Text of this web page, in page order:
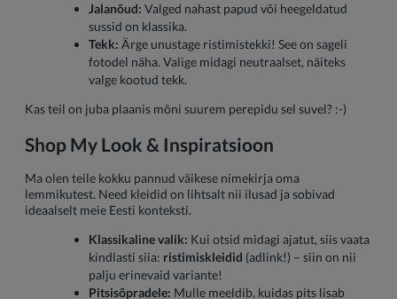
Jalanõud: Valged nahast papud või heegeldatud
sussid on klassika.
Tekk: Ärge unustage ristimistekki! See on sageli
fotodel näha. Valige midagi neutraalset, näiteks
valge kootud tekk.
Kas teil on juba plaanis mõni suurem perepidu sel suvel? :-)
Shop My Look & Inspiratsioon
Ma olen teile kokku pannud väikese nimekirja oma
lemmikutest. Need kleidid on lihtsalt nii ilusad ja sobivad
ideaalselt meie Eesti konteksti.
Klassikaline valik: Kui otsid midagi ajatut, siis vaata
kindlasti siia: ristimiskleidid (adlink!) – siin on nii
palju erinevaid variante!
Pitsisõpradele: Mulle meeldib, kuidas pits lisab